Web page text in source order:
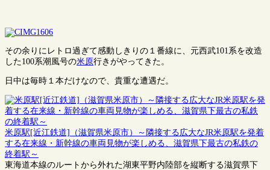
その余りにレトロ過ぎて感動しきりの１番線に、元西武101系を改造
した100系潮風号の米原行きがやってきた。
日中は毎時１本だけなので、貴重な遭遇だ。
米原駅[近江鉄道]（滋賀県米原市）～隣接する広大なJR米原駅を発着
する在来線・新幹線の車両見物が楽しめる、滋賀県下最古の私鉄の
終着駅～
東海道本線のルートから外れた湖東平野内陸部を縦断する滋賀県下